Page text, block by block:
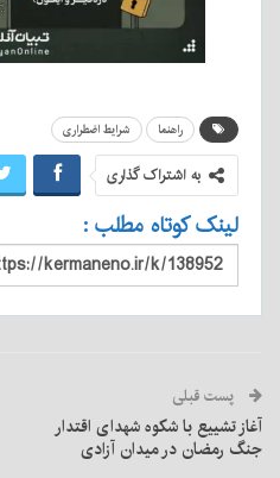
راهنما شرایط اضطراری
به اشتراک گذاری
لینک کوتاه مطلب :
پست قبلی
آغاز تشییع با شکوه شهدای اقتدار
جنگ رمضان در میدان آزادی